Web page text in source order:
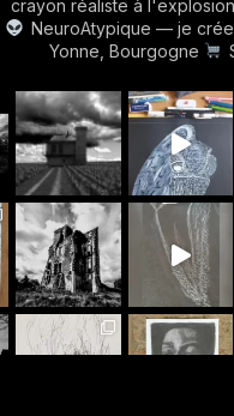
crayon réaliste à
NeuroAtypique — je
Yonne, Bourgogne